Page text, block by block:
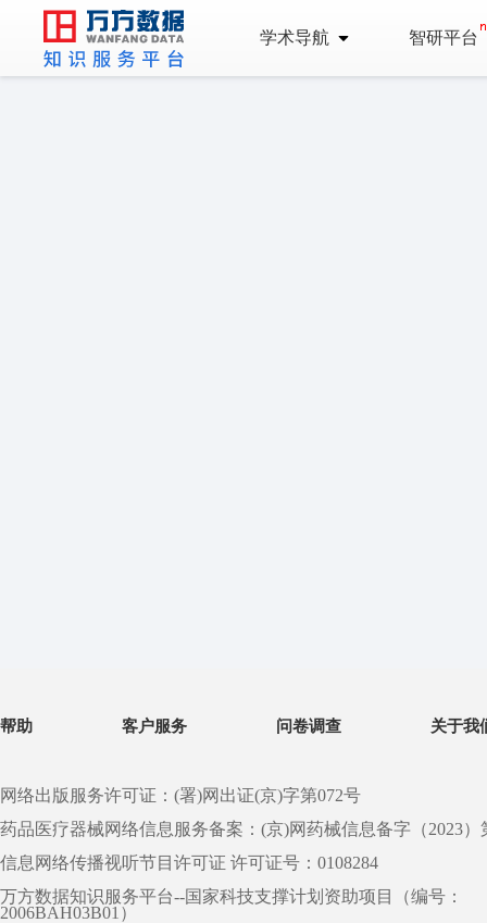
学术导航 智研平台
帮助 客户服务 问卷调查 关于我
网络出版服务许可证：(署)网出证(京)字第072号
药品医疗器械网络信息服务备案：(京)网药械信息备字（2023）
信息网络传播视听节目许可证 许可证号：0108284
万方数据知识服务平台--国家科技支撑计划资助项目（编号：
2006BAH03B01）